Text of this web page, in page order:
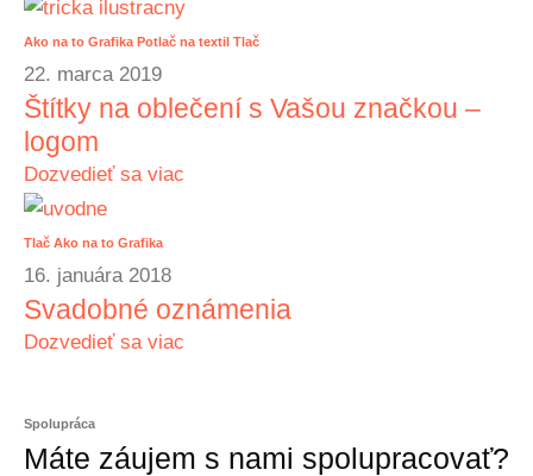
Ako na to Grafika Potlač na textil Tlač
22. marca 2019
Štítky na oblečení s Vašou značkou –
logom
Dozvedieť sa viac
Tlač Ako na to Grafika
16. januára 2018
Svadobné oznámenia
Dozvedieť sa viac
Spolupráca
Máte záujem s nami spolupracovať?